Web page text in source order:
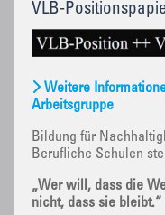
VLB-
Weitere
Arbeitsgruppe
Bildung für
Berufliche Schulen
„Wer will, dass die
nicht, dass sie bleibt.“